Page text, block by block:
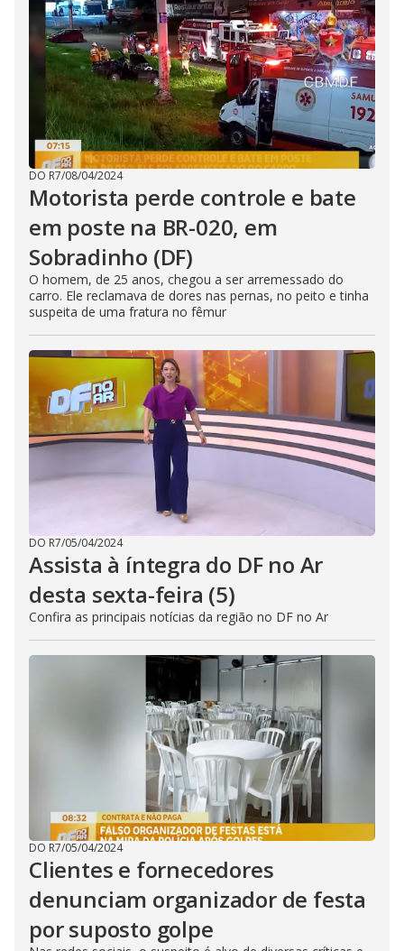
DO R7/08/04/2024
Motorista perde controle e bate
em poste na BR-020, em
Sobradinho (DF)
O homem, de 25 anos, chegou a ser arremessado do
carro. Ele reclamava de dores nas pernas, no peito e tinha
suspeita de uma fratura no fêmur
DO R7/05/04/2024
Assista à íntegra do DF no Ar
desta sexta-feira (5)
Confira as principais notícias da região no DF no Ar
DO R7/05/04/2024
Clientes e fornecedores
denunciam organizador de festa
por suposto golpe